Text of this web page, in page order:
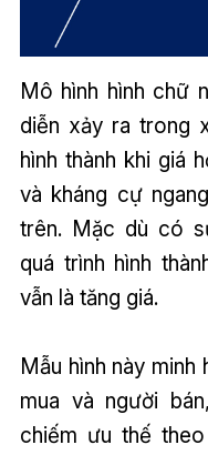
Mô hình hình chữ
diễn xảy ra trong
hình thành khi giá
và kháng cự
trên. Mặc dù có
quá trình hình
vẫn là tăng giá.
Mẫu hình này
mua và người
chiếm ưu thế